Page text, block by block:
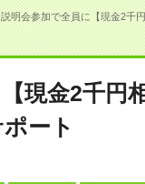
説明会参加で全員に【現金2千
現金2千円
ート